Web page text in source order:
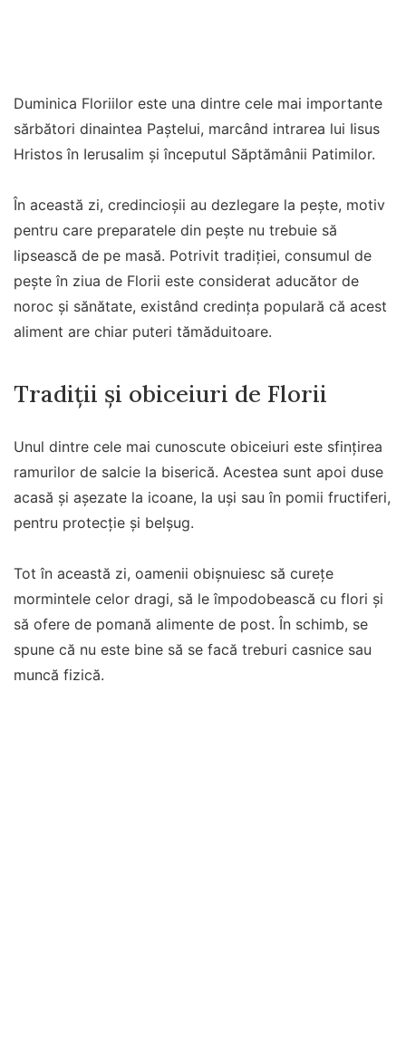
Duminica Floriilor este una dintre cele mai importante
sărbători dinaintea Paștelui, marcând intrarea lui Iisus
Hristos în Ierusalim și începutul Săptămânii Patimilor.
În această zi, credincioșii au dezlegare la pește, motiv
pentru care preparatele din pește nu trebuie să
lipsească de pe masă. Potrivit tradiției, consumul de
pește în ziua de Florii este considerat aducător de
noroc și sănătate, existând credința populară că acest
aliment are chiar puteri tămăduitoare.
Tradiții și obiceiuri de Florii
Unul dintre cele mai cunoscute obiceiuri este sfințirea
ramurilor de salcie la biserică. Acestea sunt apoi duse
acasă și așezate la icoane, la uși sau în pomii fructiferi,
pentru protecție și belșug.
Tot în această zi, oamenii obișnuiesc să curețe
mormintele celor dragi, să le împodobească cu flori și
să ofere de pomană alimente de post. În schimb, se
spune că nu este bine să se facă treburi casnice sau
muncă fizică.